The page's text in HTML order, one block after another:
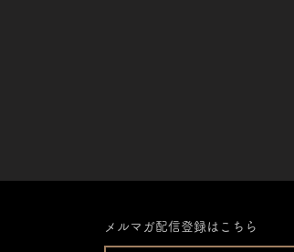
メルマガ配信登録はこちら